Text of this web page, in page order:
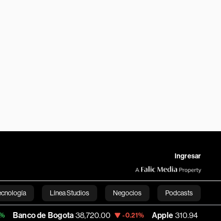
Ingresar
Línea Studios Negocios Podcasts
English
38,720.00 -0.21% Apple 310.94 +0.55% USD